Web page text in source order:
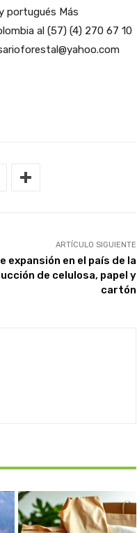
portugués Más
al (57) (4) 270 67 10
ARTÍCULO SIGUIENTE
expansión en el país de la
de celulosa, papel y
cartón